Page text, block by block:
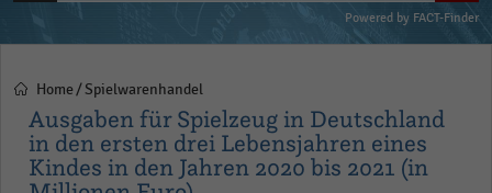
Powered by FACT-Finder
Pfadnavigation
Home Spielwarenhandel
Ausgaben für Spielzeug in Deutschland
in den ersten drei Lebensjahren eines
Kindes in den Jahren 2020 bis 2021 (in